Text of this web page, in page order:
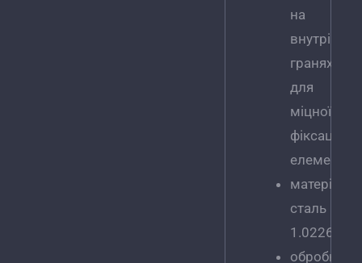
на
внутрішніх
гранях
для
міцної
фіксації
елементів
матеріал:
сталь
1.0226
обробка